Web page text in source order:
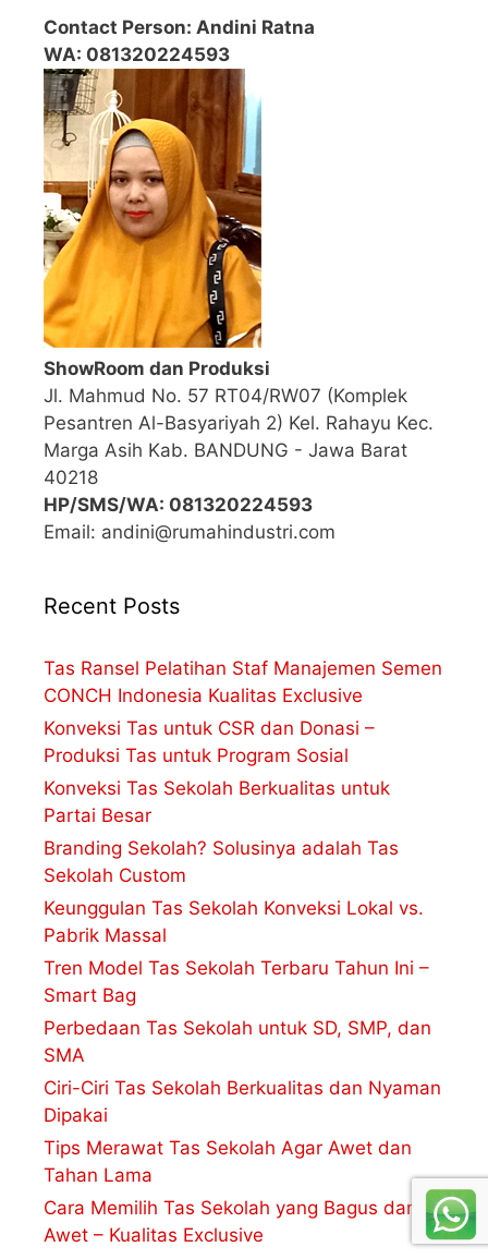
Contact Person: Andini Ratna
WA: 081320224593
ShowRoom dan Produksi
Jl. Mahmud No. 57 RT04/RW07 (Komplek
Pesantren Al-Basyariyah 2) Kel. Rahayu Kec.
Marga Asih Kab. BANDUNG - Jawa Barat
40218
HP/SMS/WA: 081320224593
Email: andini@rumahindustri.com
Recent Posts
Tas Ransel Pelatihan Staf Manajemen Semen
CONCH Indonesia Kualitas Exclusive
Konveksi Tas untuk CSR dan Donasi –
Produksi Tas untuk Program Sosial
Konveksi Tas Sekolah Berkualitas untuk
Partai Besar
Branding Sekolah? Solusinya adalah Tas
Sekolah Custom
Keunggulan Tas Sekolah Konveksi Lokal vs.
Pabrik Massal
Tren Model Tas Sekolah Terbaru Tahun Ini –
Smart Bag
Perbedaan Tas Sekolah untuk SD, SMP, dan
SMA
Ciri-Ciri Tas Sekolah Berkualitas dan Nyaman
Dipakai
Tips Merawat Tas Sekolah Agar Awet dan
Tahan Lama
Cara Memilih Tas Sekolah yang Bagus dan
Awet – Kualitas Exclusive